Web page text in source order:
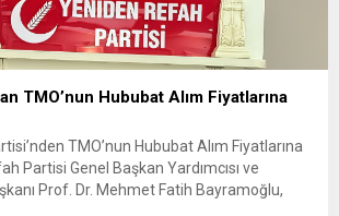
TMO’nun Hububat Alım Fiyatlarına
TMO’nun Hububat Alım Fiyatlarına
Partisi Genel Başkan Yardımcısı ve
Prof. Dr. Mehmet Fatih Bayramoğlu,